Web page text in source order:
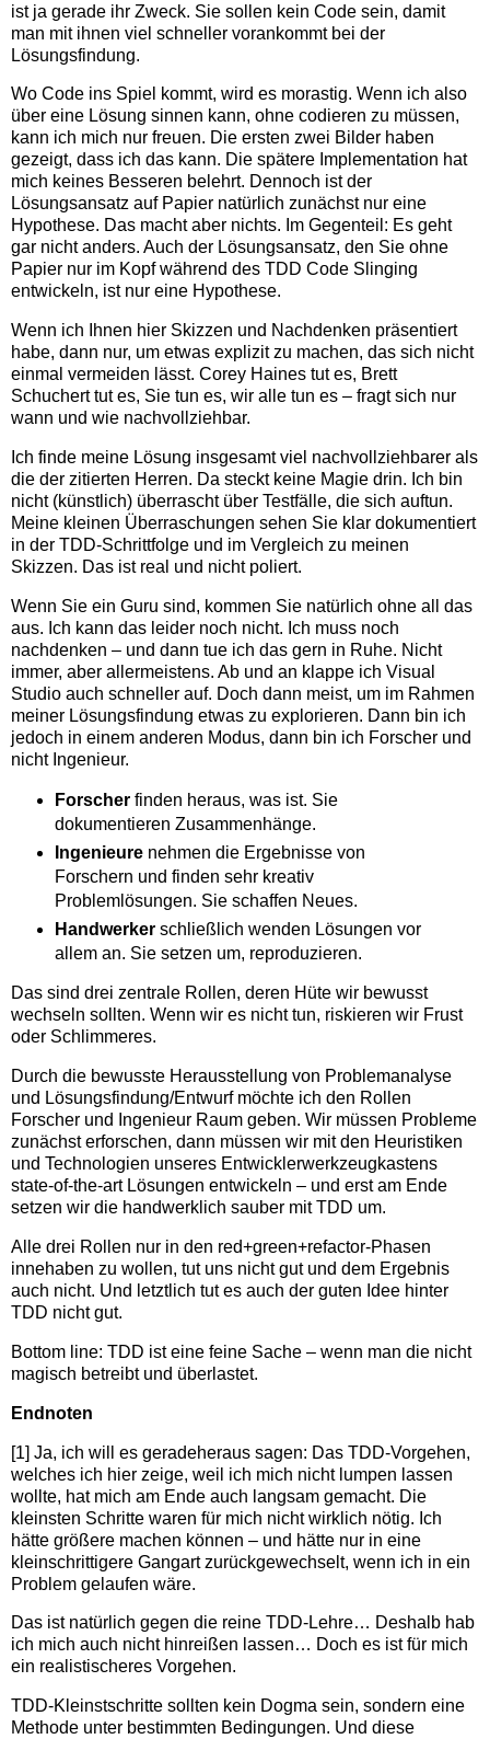
ist ja gerade ihr Zweck. Sie sollen kein Code sein, damit
man mit ihnen viel schneller vorankommt bei der
Lösungsfindung.
Wo Code ins Spiel kommt, wird es morastig. Wenn ich also
über eine Lösung sinnen kann, ohne codieren zu müssen,
kann ich mich nur freuen. Die ersten zwei Bilder haben
gezeigt, dass ich das kann. Die spätere Implementation hat
mich keines Besseren belehrt. Dennoch ist der
Lösungsansatz auf Papier natürlich zunächst nur eine
Hypothese. Das macht aber nichts. Im Gegenteil: Es geht
gar nicht anders. Auch der Lösungsansatz, den Sie ohne
Papier nur im Kopf während des TDD Code Slinging
entwickeln, ist nur eine Hypothese.
Wenn ich Ihnen hier Skizzen und Nachdenken präsentiert
habe, dann nur, um etwas explizit zu machen, das sich nicht
einmal vermeiden lässt. Corey Haines tut es, Brett
Schuchert tut es, Sie tun es, wir alle tun es – fragt sich nur
wann und wie nachvollziehbar.
Ich finde meine Lösung insgesamt viel nachvollziehbarer als
die der zitierten Herren. Da steckt keine Magie drin. Ich bin
nicht (künstlich) überrascht über Testfälle, die sich auftun.
Meine kleinen Überraschungen sehen Sie klar dokumentiert
in der TDD-Schrittfolge und im Vergleich zu meinen
Skizzen. Das ist real und nicht poliert.
Wenn Sie ein Guru sind, kommen Sie natürlich ohne all das
aus. Ich kann das leider noch nicht. Ich muss noch
nachdenken – und dann tue ich das gern in Ruhe. Nicht
immer, aber allermeistens. Ab und an klappe ich Visual
Studio auch schneller auf. Doch dann meist, um im Rahmen
meiner Lösungsfindung etwas zu explorieren. Dann bin ich
jedoch in einem anderen Modus, dann bin ich Forscher und
nicht Ingenieur.
Forscherfinden heraus, was ist. Sie
dokumentieren Zusammenhänge.
Ingenieurenehmen die Ergebnisse von
Forschern und finden sehr kreativ
Problemlösungen. Sie schaffen Neues.
Handwerkerschließlich wenden Lösungen vor
allem an. Sie setzen um, reproduzieren.
Das sind drei zentrale Rollen, deren Hüte wir bewusst
wechseln sollten. Wenn wir es nicht tun, riskieren wir Frust
oder Schlimmeres.
Durch die bewusste Herausstellung von Problemanalyse
und Lösungsfindung/Entwurf möchte ich den Rollen
Forscher und Ingenieur Raum geben. Wir müssen Probleme
zunächst erforschen, dann müssen wir mit den Heuristiken
und Technologien unseres Entwicklerwerkzeugkastens
state-of-the-art Lösungen entwickeln – und erst am Ende
setzen wir die handwerklich sauber mit TDD um.
Alle drei Rollen nur in den red+green+refactor-Phasen
innehaben zu wollen, tut uns nicht gut und dem Ergebnis
auch nicht. Und letztlich tut es auch der guten Idee hinter
TDD nicht gut.
Bottom line: TDD ist eine feine Sache – wenn man die nicht
magisch betreibt und überlastet.
Endnoten
[1] Ja, ich will es geradeheraus sagen: Das TDD-Vorgehen,
welches ich hier zeige, weil ich mich nicht lumpen lassen
wollte, hat mich am Ende auch langsam gemacht. Die
kleinsten Schritte waren für mich nicht wirklich nötig. Ich
hätte größere machen können – und hätte nur in eine
kleinschrittigere Gangart zurückgewechselt, wenn ich in ein
Problem gelaufen wäre.
Das ist natürlich gegen die reine TDD-Lehre… Deshalb hab
ich mich auch nicht hinreißen lassen… Doch es ist für mich
ein realistischeres Vorgehen.
TDD-Kleinstschritte sollten kein Dogma sein, sondern eine
Methode unter bestimmten Bedingungen. Und diese